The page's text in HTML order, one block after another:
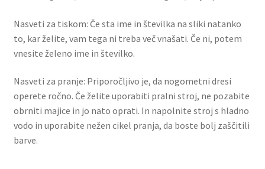
Nasveti za tiskom: Če sta ime in številka na sliki natanko
to, kar želite, vam tega ni treba več vnašati. Če ni, potem
vnesite želeno ime in številko.
Nasveti za pranje: Priporočljivo je, da nogometni dresi
operete ročno. Če želite uporabiti pralni stroj, ne pozabite
obrniti majice in jo nato oprati. In napolnite stroj s hladno
vodo in uporabite nežen cikel pranja, da boste bolj zaščitili
barve.